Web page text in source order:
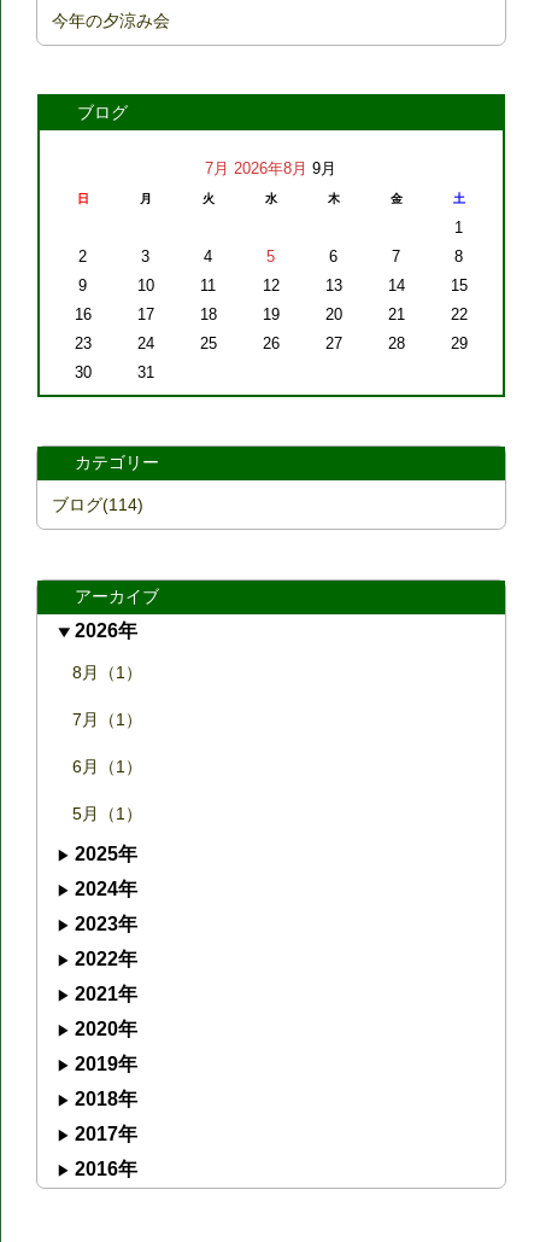
今年の夕涼み会
ブログ
7月 2026年8月 9月
日 月 火 水 木 金 土
1
2
3 4 5 6 7
8
9
10 11 12 13 14
15
16
17 18 19 20 21
22
23
24 25 26 27 28
29
30
31
カテゴリー
ブログ(114)
アーカイブ
2026年
8月（1）
7月（1）
6月（1）
5月（1）
2025年
2024年
2023年
2022年
2021年
2020年
2019年
2018年
2017年
2016年